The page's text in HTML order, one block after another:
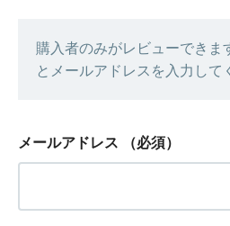
購入者のみがレビューできま
とメールアドレスを入力して
メールアドレス （必須）